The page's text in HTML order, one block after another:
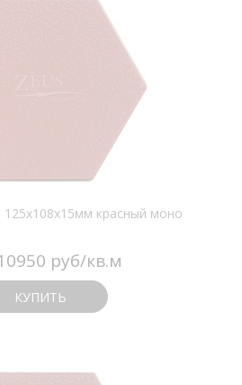
125х108х15мм красный моно
руб/кв.м
КУПИТЬ